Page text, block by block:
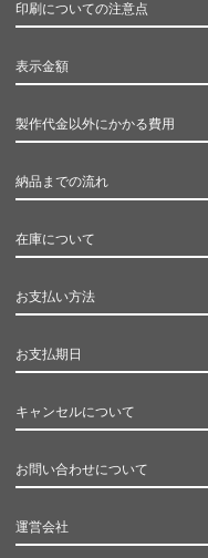
印刷についての注意点
表示金額
製作代金以外にかかる費用
納品までの流れ
在庫について
お支払い方法
お支払期日
キャンセルについて
お問い合わせについて
運営会社